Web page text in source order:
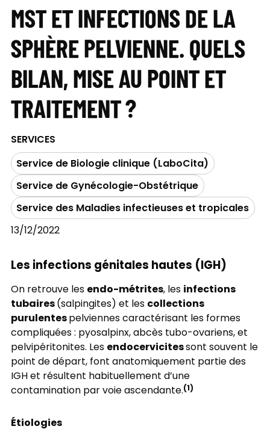
MST ET INFECTIONS DE LA
SPHÈRE PELVIENNE. QUELS
BILAN, MISE AU POINT ET
TRAITEMENT ?
SERVICES
Service de Biologie clinique (LaboCita)
Service de Gynécologie-Obstétrique
Service des Maladies infectieuses et tropicales
13/12/2022
Les infections génitales hautes (IGH)
On retrouve lesendo-métrites, lesinfections
tubaires(salpingites) et lescollections
purulentespelviennes caractérisant les formes
compliquées : pyosalpinx, abcès tubo-ovariens, et
pelvipéritonites. Lesendocervicitessont souvent le
point de départ, font anatomiquement partie des
IGH et résultent habituellement d’une
contamination par voie ascendante.(1)
Étiologies